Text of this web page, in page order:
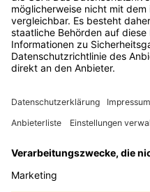
im Digitalraum
ebenso geeignet wie
für alle, die es
werden wollen.
Made by
GmbH
Tipp:Trackboxxist
die perfekte Google
Account
erstellen
Podcast